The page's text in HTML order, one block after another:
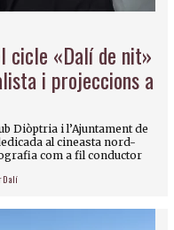
cicle «Dalí de nit»
i projeccions a
Diòptria i l’Ajuntament de
al cineasta nord-
com a fil conductor
Dalí